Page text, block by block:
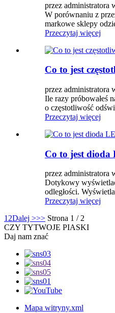
przez administratora
W porównaniu z
markowe sklepy
Przeczytaj więcej
Co to jest
przez administratora
Ile razy próbowałeś
o częstotliwość
Przeczytaj więcej
Co to jest
przez administratora
Dotykowy
odległości.
Przeczytaj więcej
12Dalej >>> Strona 1 / 2
CZY TYTWOJE PIASKI
Daj nam znać
Mapa witryny.xml